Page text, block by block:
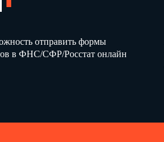
отправить формы
в ФНС/СФР/Росстат онлайн